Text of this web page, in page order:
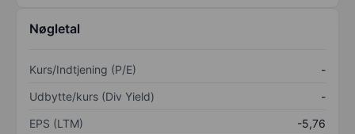
Nøgletal
Kurs/Indtjening (P/E)
-
Udbytte/kurs (Div Yield)
-
EPS (LTM)
-5,76